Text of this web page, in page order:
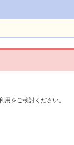
をご検討ください。